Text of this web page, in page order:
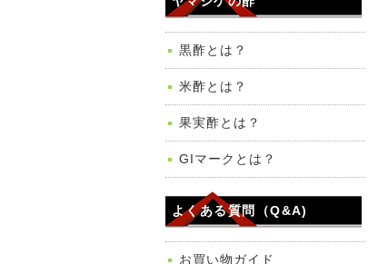
黒酢とは？
米酢とは？
果実酢とは？
GIマークとは？
よくある質問（Q&A)
お買い物ガイド